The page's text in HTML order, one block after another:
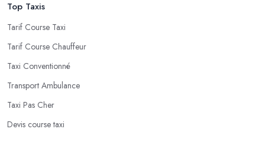
Top Taxis
Tarif Course Taxi
Tarif Course Chauffeur
Taxi Conventionné
Transport Ambulance
Taxi Pas Cher
Devis course taxi